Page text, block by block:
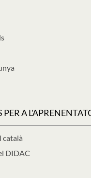
PER A
català
DIDAC